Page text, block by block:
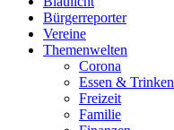
Bürgerreporter
Vereine
Themenwelten
Corona
Essen & Trinken
Freizeit
Familie